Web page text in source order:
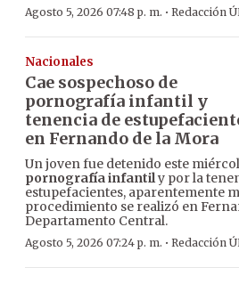
Agosto 5, 2026 07:48 p. m. · Redacción
Nacionales
Cae sospechoso de
pornografía infantil y
tenencia de
en Fernando de la Mora
Un joven fue detenido este
pornografía infantily por la
estupefacientes, aparentemente
procedimiento se realizó en
Departamento Central.
Agosto 5, 2026 07:24 p. m. · Redacción